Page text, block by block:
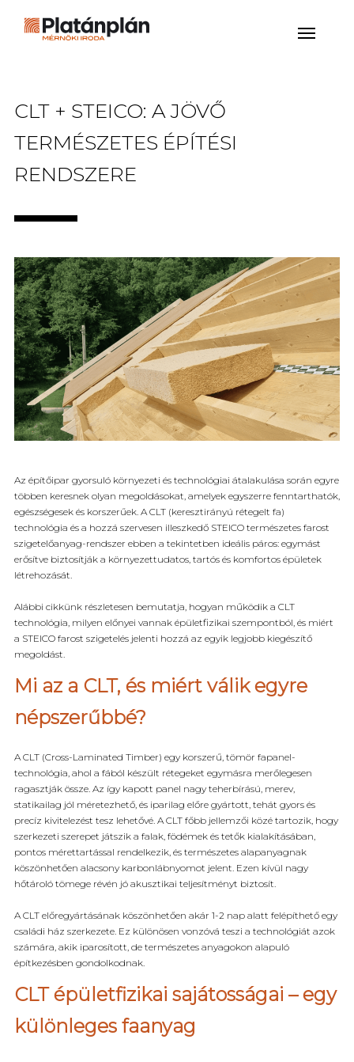
CLT + STEICO: A JÖVŐ
TERMÉSZETES ÉPÍTÉSI
RENDSZERE
Az építőipar gyorsuló környezeti és technológiai átalakulása során egyre
többen keresnek olyan megoldásokat, amelyek egyszerre fenntarthatók,
egészségesek és korszerűek. A CLT (keresztirányú rétegelt fa)
technológia és a hozzá szervesen illeszkedő STEICO természetes farost
szigetelőanyag-rendszer ebben a tekintetben ideális páros: egymást
erősítve biztosítják a környezettudatos, tartós és komfortos épületek
létrehozását.
Alábbi cikkünk részletesen bemutatja, hogyan működik a CLT
technológia, milyen előnyei vannak épületfizikai szempontból, és miért
a STEICO farost szigetelés jelenti hozzá az egyik legjobb kiegészítő
megoldást.
Mi az a CLT, és miért válik egyre
népszerűbbé?
A CLT (Cross-Laminated Timber) egy korszerű, tömör fapanel-
technológia, ahol a fából készült rétegeket egymásra merőlegesen
ragasztják össze. Az így kapott panel nagy teherbírású, merev,
statikailag jól méretezhető, és iparilag előre gyártott, tehát gyors és
precíz kivitelezést tesz lehetővé. A CLT főbb jellemzői közé tartozik, hogy
szerkezeti szerepet játszik a falak, födémek és tetők kialakításában,
pontos mérettartással rendelkezik, és természetes alapanyagnak
köszönhetően alacsony karbonlábnyomot jelent. Ezen kívül nagy
hőtároló tömege révén jó akusztikai teljesítményt biztosít.
A CLT előregyártásának köszönhetően akár 1-2 nap alatt felépíthető egy
családi ház szerkezete. Ez különösen vonzóvá teszi a technológiát azok
számára, akik iparosított, de természetes anyagokon alapuló
építkezésben gondolkodnak.
CLT épületfizikai sajátosságai – egy
különleges faanyag